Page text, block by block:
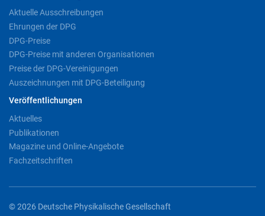
Aktuelle Ausschreibungen
Ehrungen der DPG
DPG-Preise
DPG-Preise mit anderen Organisationen
Preise der DPG-Vereinigungen
Auszeichnungen mit DPG-Beteiligung
Veröffentlichungen
Aktuelles
Publikationen
Magazine und Online-Angebote
Fachzeitschriften
© 2026 Deutsche Physikalische Gesellschaft